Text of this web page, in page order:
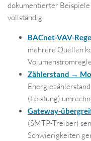
dokumentierter
vollständig.
BACnet-VAV-
mehrere Quellen
Zählerstand →
(Leistung)
Gateway-
(SMTP-Treiber)
Schwierigkeiten